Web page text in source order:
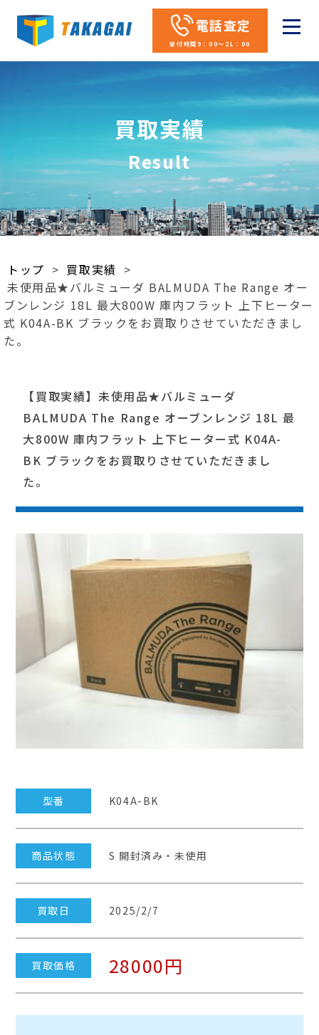
電話査定
受付時間9：00～21：00
買取実績
Result
トップ > 買取実績 >
未使用品★バルミューダ BALMUDA The Range オー
ブンレンジ 18L 最大800W 庫内フラット 上下ヒーター
式 K04A-BK ブラックをお買取りさせていただきまし
た。
【買取実績】未使用品★バルミューダ
BALMUDA The Range オーブンレンジ 18L 最
大800W 庫内フラット 上下ヒーター式 K04A-
BK ブラックをお買取りさせていただきまし
た。
型番 K04A-BK
商品状態 S 開封済み・未使用
買取日 2025/2/7
買取価格 28000円